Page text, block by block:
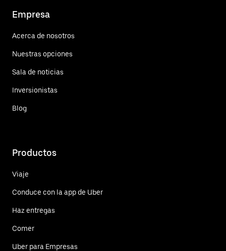
Empresa
Acerca de nosotros
Nuestras opciones
Sala de noticias
Inversionistas
Blog
Productos
Viaje
Conduce con la app de Uber
Haz entregas
Comer
Uber para Empresas